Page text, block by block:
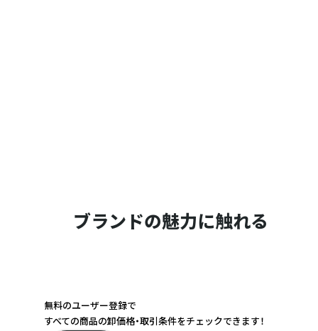
ブランドの魅力に触れる
無料のユーザー登録で
すべての商品の卸価格・取引条件をチェックできます！